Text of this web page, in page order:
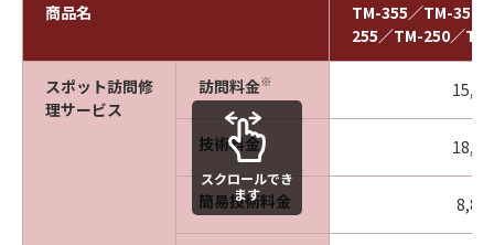
商品名
TM-355／TM-350
255／TM-250／
スポット訪問修
理サービス
訪問料金※
技術料金
簡易技術料金
スクロールでき
ます